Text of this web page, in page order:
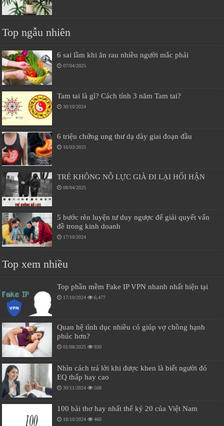
Top ngẫu nhiên
6 sai lầm khi ăn rau nhiều người mắc phải
07/04/2025
Tam tai là gì? Cách tính 3 năm Tam tai?
30/10/2024
6 triệu chứng ung thư dạ dày giai đoạn đầu
16/03/2025
TRẺ KHÔNG NỖ LỰC GIÀ ĐI LẠI HỐI HẬN
08/04/2025
5 bước rèn luyện tư duy ngược để giải quyết vấn
đề trong kinh doanh
17/10/2024
Top xem nhiều
Top phần mềm Fake IP VPN nhanh nhất hiện tại
17/10/2024 6,477
Quan hệ tình dục nhiều có giúp vợ chồng hạnh
phúc hơn?
01/08/2025 930
Nhìn cách trả lời khi được khen là biết người đó
EQ thấp hay cao
30/11/2024 508
100 bài thơ hay nhất thế kỷ 20 của Việt Nam
18/10/2024 460